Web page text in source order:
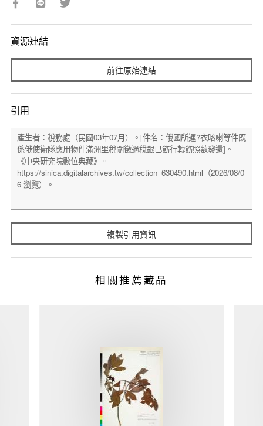
資源連結
前往原始連結
引用
複製引用資訊
相關推薦藏品